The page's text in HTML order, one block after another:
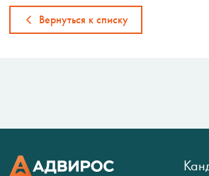
Вернуться к списку